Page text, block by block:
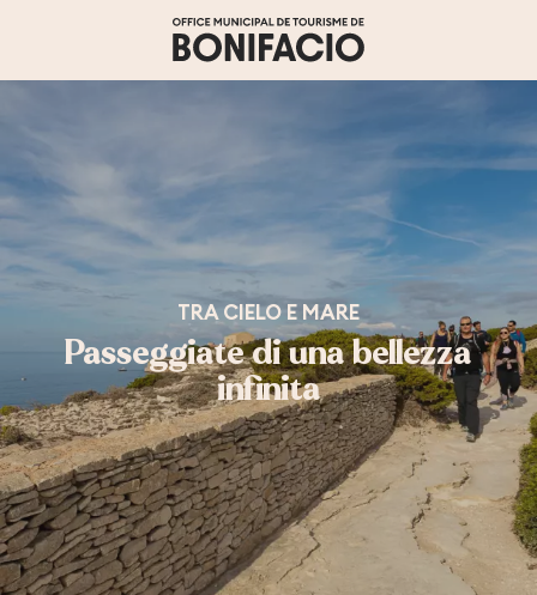
TRA CIELO E MARE
Passeggiate di una bellezza
infinita